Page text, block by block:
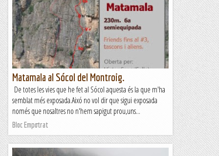
Matamala al Sócol del Montroig.
De totes les vies que he fet al Sócol aquesta és la que m'ha
semblat més exposada.Aixó no vol dir que sigui exposada
només que nosaltres no n'hem sapigut prou,uns...
Bloc Empotrat